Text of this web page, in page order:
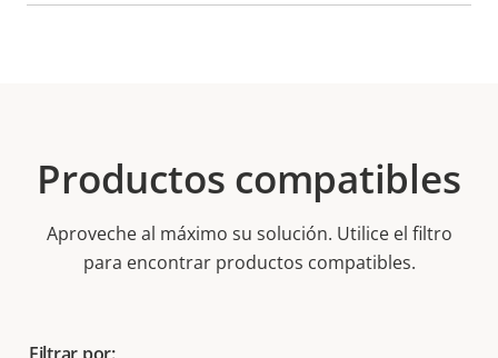
Productos compatibles
Aproveche al máximo su solución. Utilice el filtro
para encontrar productos compatibles.